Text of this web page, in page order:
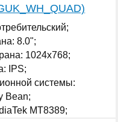
8.0";
1024x768;
IPS;
системы:
Bean;
MT8389;